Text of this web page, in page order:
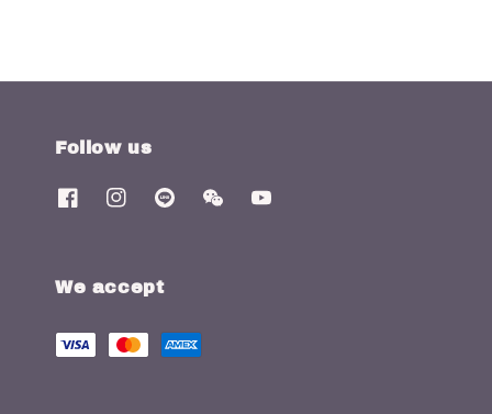
Follow us
We accept